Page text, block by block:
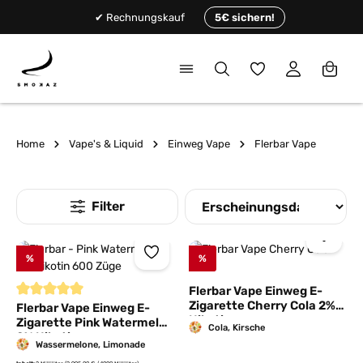
✔ Rechnungskauf 5€ sichern!
Du hast 0
Home Vape's & Liquid Einweg Vape Flerbar Vape
%
Durchschnittliche Bewertung von 5 von 5 Sternen
Flerbar Vape Einweg E-
Zigarette Pink Watermelon
2% Nikotin
Wassermelone, Limonade
%
Flerbar Vape Einweg E-
Zigarette Cherry Cola 2%
Nikotin
Cola, Kirsche